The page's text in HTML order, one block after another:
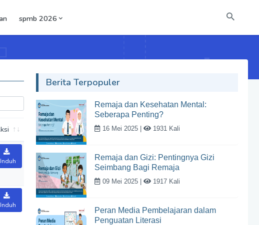
spmb 2026
Berita Terpopuler
Remaja dan Kesehatan Mental:
Seberapa Penting?
16 Mei 2025 | 1931 Kali
Remaja dan Gizi: Pentingnya Gizi
Seimbang Bagi Remaja
09 Mei 2025 | 1917 Kali
Peran Media Pembelajaran dalam
Penguatan Literasi